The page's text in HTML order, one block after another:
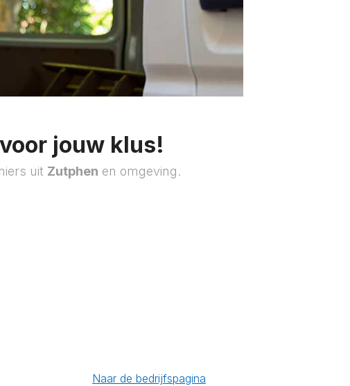
jouw klus!
uit Zutphen en omgeving.
Naar de bedrijfspagina